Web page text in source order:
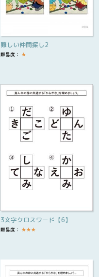
難しい仲間探し2
難易度： ★
3文字クロスワード【6】
難易度： ★★★